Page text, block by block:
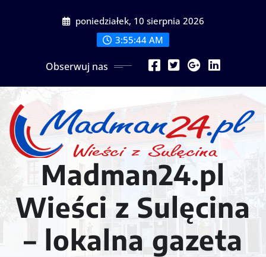
poniedziałek, 10 sierpnia 2026
3:55:46 AM
Obserwuj nas
Madman24.pl
Wieści z Sulęcina
– lokalna gazeta